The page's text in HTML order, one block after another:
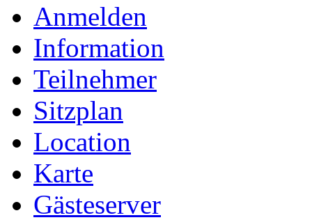
Anmelden
Information
Teilnehmer
Sitzplan
Location
Karte
Gästeserver